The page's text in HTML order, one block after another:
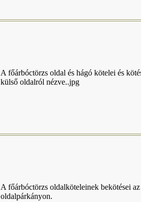
A főárbóctörzs oldal és hágó kötelei és
külső oldalról nézve..jpg
A főárbóctörzs oldalköteleinek bekötései az
oldalpárkányon.